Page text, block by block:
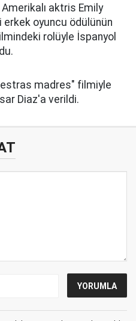
aktris Emily
erkek oyuncu ödülünün
rolüyle İspanyol
madres" filmiyle
Diaz'a verildi.